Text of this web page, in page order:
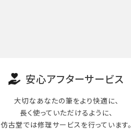
安心アフターサービス
大切なあなたの筆をより快適に、
長く使って いただけるように、
仿古堂では修理サービスを行っています。